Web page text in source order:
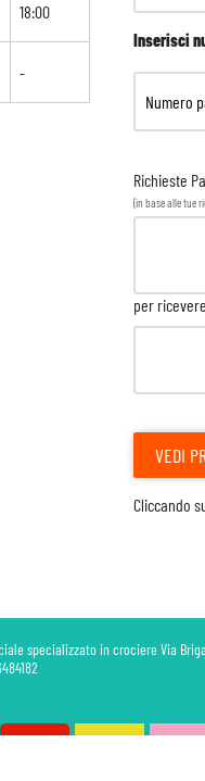
Inserisci
Richieste
(in base alle tue
per
VEDI
Cliccando
18:00
-
in crociere Via